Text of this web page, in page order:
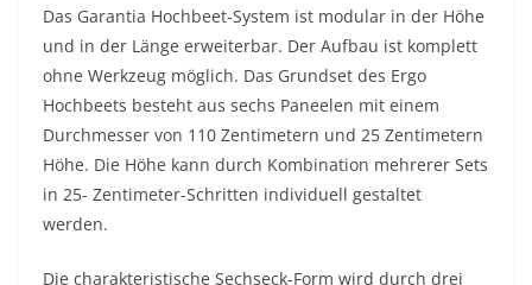
Das Garantia Hochbeet-System ist modular in der Höhe
und in der Länge erweiterbar. Der Aufbau ist komplett
ohne Werkzeug möglich. Das Grundset des Ergo
Hochbeets besteht aus sechs Paneelen mit einem
Durchmesser von 110 Zentimetern und 25 Zentimetern
Höhe. Die Höhe kann durch Kombination mehrerer Sets
in 25- Zentimeter-Schritten individuell gestaltet
werden.
Die charakteristische Sechseck-Form wird durch drei